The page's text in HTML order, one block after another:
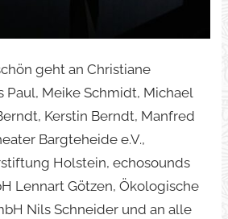
geht an Christiane
Paul, Meike Schmidt, Michael
Kerstin Berndt, Manfred
Bargteheide e.V.,
Holstein, echosounds
Lennart Götzen, Ökologische
Nils Schneider und an alle